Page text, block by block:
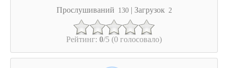
Прослушиваний 130 | Загрузок 2
Рейтинг: 0/5 (0 голосовало)